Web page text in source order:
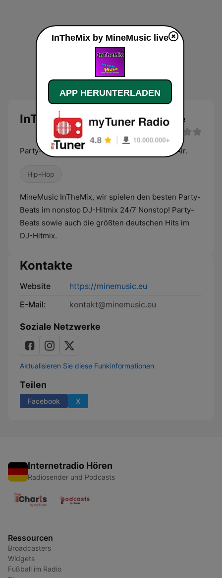
InTheMix by MineMusic Live
Party-Beats im nonstop DJ-Hitmix - 24/7 OnAir.
Hip-Hop
MineMusic InTheMix, wir spielen den besten Party-
Beats im nonstop DJ-Hitmix 24/7 Nonstop! Party-
Beats sowie auch die größten deutschen Hits im
DJ-Hitmix.
Kontakte
Website
https://minemusic.eu
E-Mail:
kontakt@minemusic.eu
Soziale Netzwerke
Aktualisieren Sie diese Funkinformationen
Teilen
Facebook X
Internetradio Hören
Radiosender und Podcasts
Ressourcen
Broadcasters
Widgets
Fußball im Radio
InTheMix by MineMusic live
APP HERUNTERLADEN